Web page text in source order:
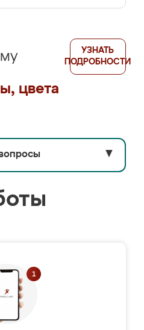
цвета
УЗНАТЬ
ПОДРОБНОСТИ
▼